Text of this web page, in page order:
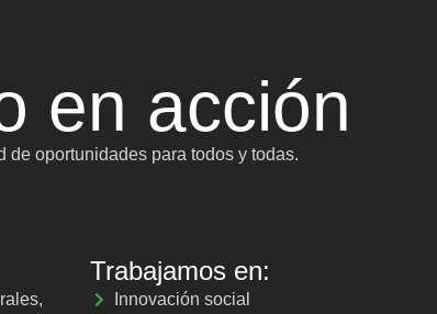
en acción
oportunidades para todos y todas.
Trabajamos en:
Innovación social